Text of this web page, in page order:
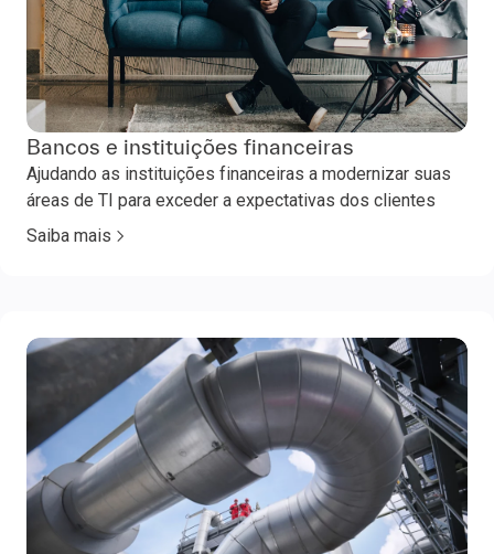
Bancos e instituições financeiras
Ajudando as instituições financeiras a modernizar suas
áreas de TI para exceder a expectativas dos clientes
Saiba mais